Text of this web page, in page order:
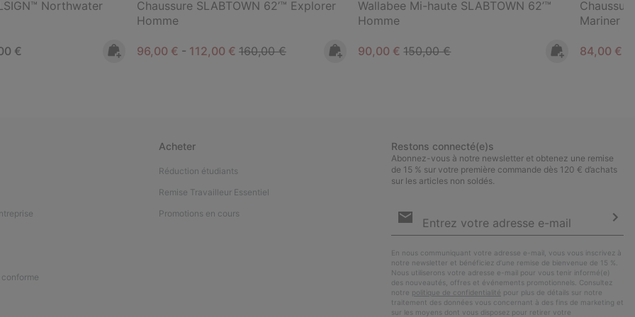
Northwater
price:
€
Chaussure SLABTOWN 62’™ Explorer
Homme
Minimum sale price:
96,00 € - Maximum sale price:
112,00 € Regular price:
160,00 €
Wallabee Mi-haute SLABTOWN 62’™
Homme
Sale price:
90,00 €Regular price:
150,00 €
Mariner
Sale price:
84,00 €
Acheter
Réduction étudiants
Remise Travailleur Essentiel
Promotions en cours
Restons connecté(e)s
Abonnez-vous à notre newsletter et obtenez une remise
de 15 % sur votre première commande dès 120 € d’achats
sur les articles non soldés.
par
En nous communiquant votre adresse e-mail, vous vous inscrivez à
notre newsletter et bénéficiez d’une remise de bienvenue de 15 %.
Nous utiliserons votre adresse e-mail pour vous tenir informé(e)
des nouveautés, offres et événements promotionnels. Consultez
notre politique de confidentialité pour plus de détails sur notre
traitement des données vous concernant à des fins de marketing et
sur les moyens dont vous disposez pour retirer votre